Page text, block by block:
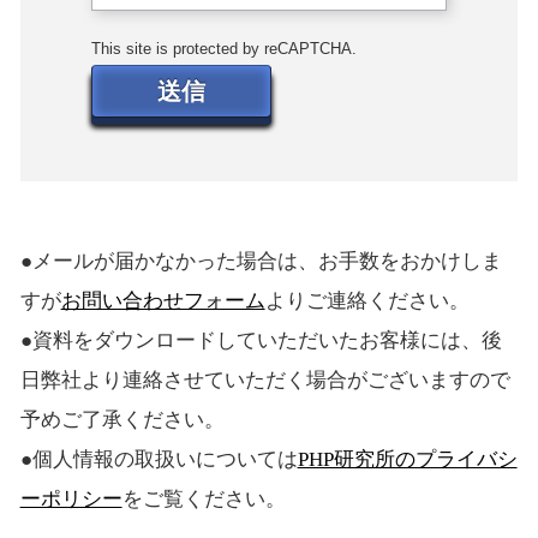
This site is protected by reCAPTCHA.
送信
●メールが届かなかった場合は、お手数をおかけしま
すがお問い合わせフォームよりご連絡ください。
●資料をダウンロードしていただいたお客様には、後
日弊社より連絡させていただく場合がございますので
予めご了承ください。
●個人情報の取扱いについてはPHP研究所のプライバシ
ーポリシーをご覧ください。